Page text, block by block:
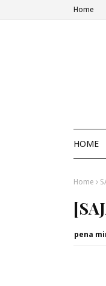
Home
HOME
Home
pena